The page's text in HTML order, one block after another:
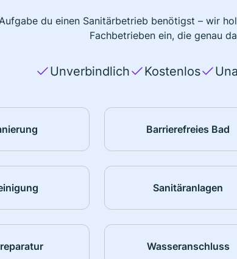
du einen Sanitärbetrieb benötigst – wir
Fachbetrieben ein, die genau
Unverbindlich Kostenlos
Barrierefreies Bad
Sanitäranlagen
Wasseranschluss